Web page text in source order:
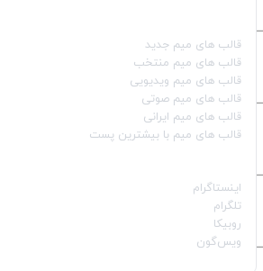
قالب‌ های میم جدید
قالب‌ های میم منتخب
قالب‌ های میم ویدیویی
قالب‌ های میم صوتی
قالب‌ های میم ایرانی
قالب‌ های میم با بیشترین پست
اینستاگرام
تلگرام
روبیکا
ویس‌گون